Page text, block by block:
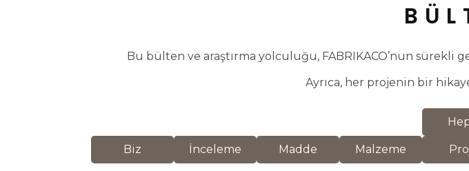
Bu bülten ve araştırma yolculuğu, FABRIKACO’nun sürekli
Ayrıca, her projenin bir
Biz İnceleme Madde Malzeme